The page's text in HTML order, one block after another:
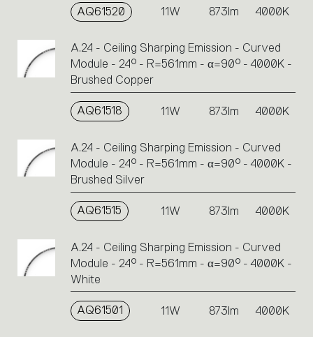
AQ61520 11W 873lm 4000K
A.24 - Ceiling Sharping Emission - Curved
Module - 24° - R=561mm - α=90° - 4000K -
Brushed Copper
AQ61518 11W 873lm 4000K
A.24 - Ceiling Sharping Emission - Curved
Module - 24° - R=561mm - α=90° - 4000K -
Brushed Silver
AQ61515 11W 873lm 4000K
A.24 - Ceiling Sharping Emission - Curved
Module - 24° - R=561mm - α=90° - 4000K -
White
AQ61501 11W 873lm 4000K